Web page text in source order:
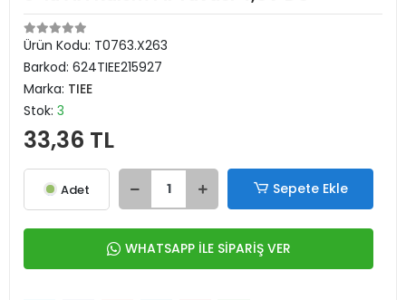
Ürün Kodu: T0763.X263
Barkod: 624TIEE215927
Marka: TIEE
Stok: 3
33,36 TL
Adet Sepete Ekle
WHATSAPP İLE SİPARİŞ VER